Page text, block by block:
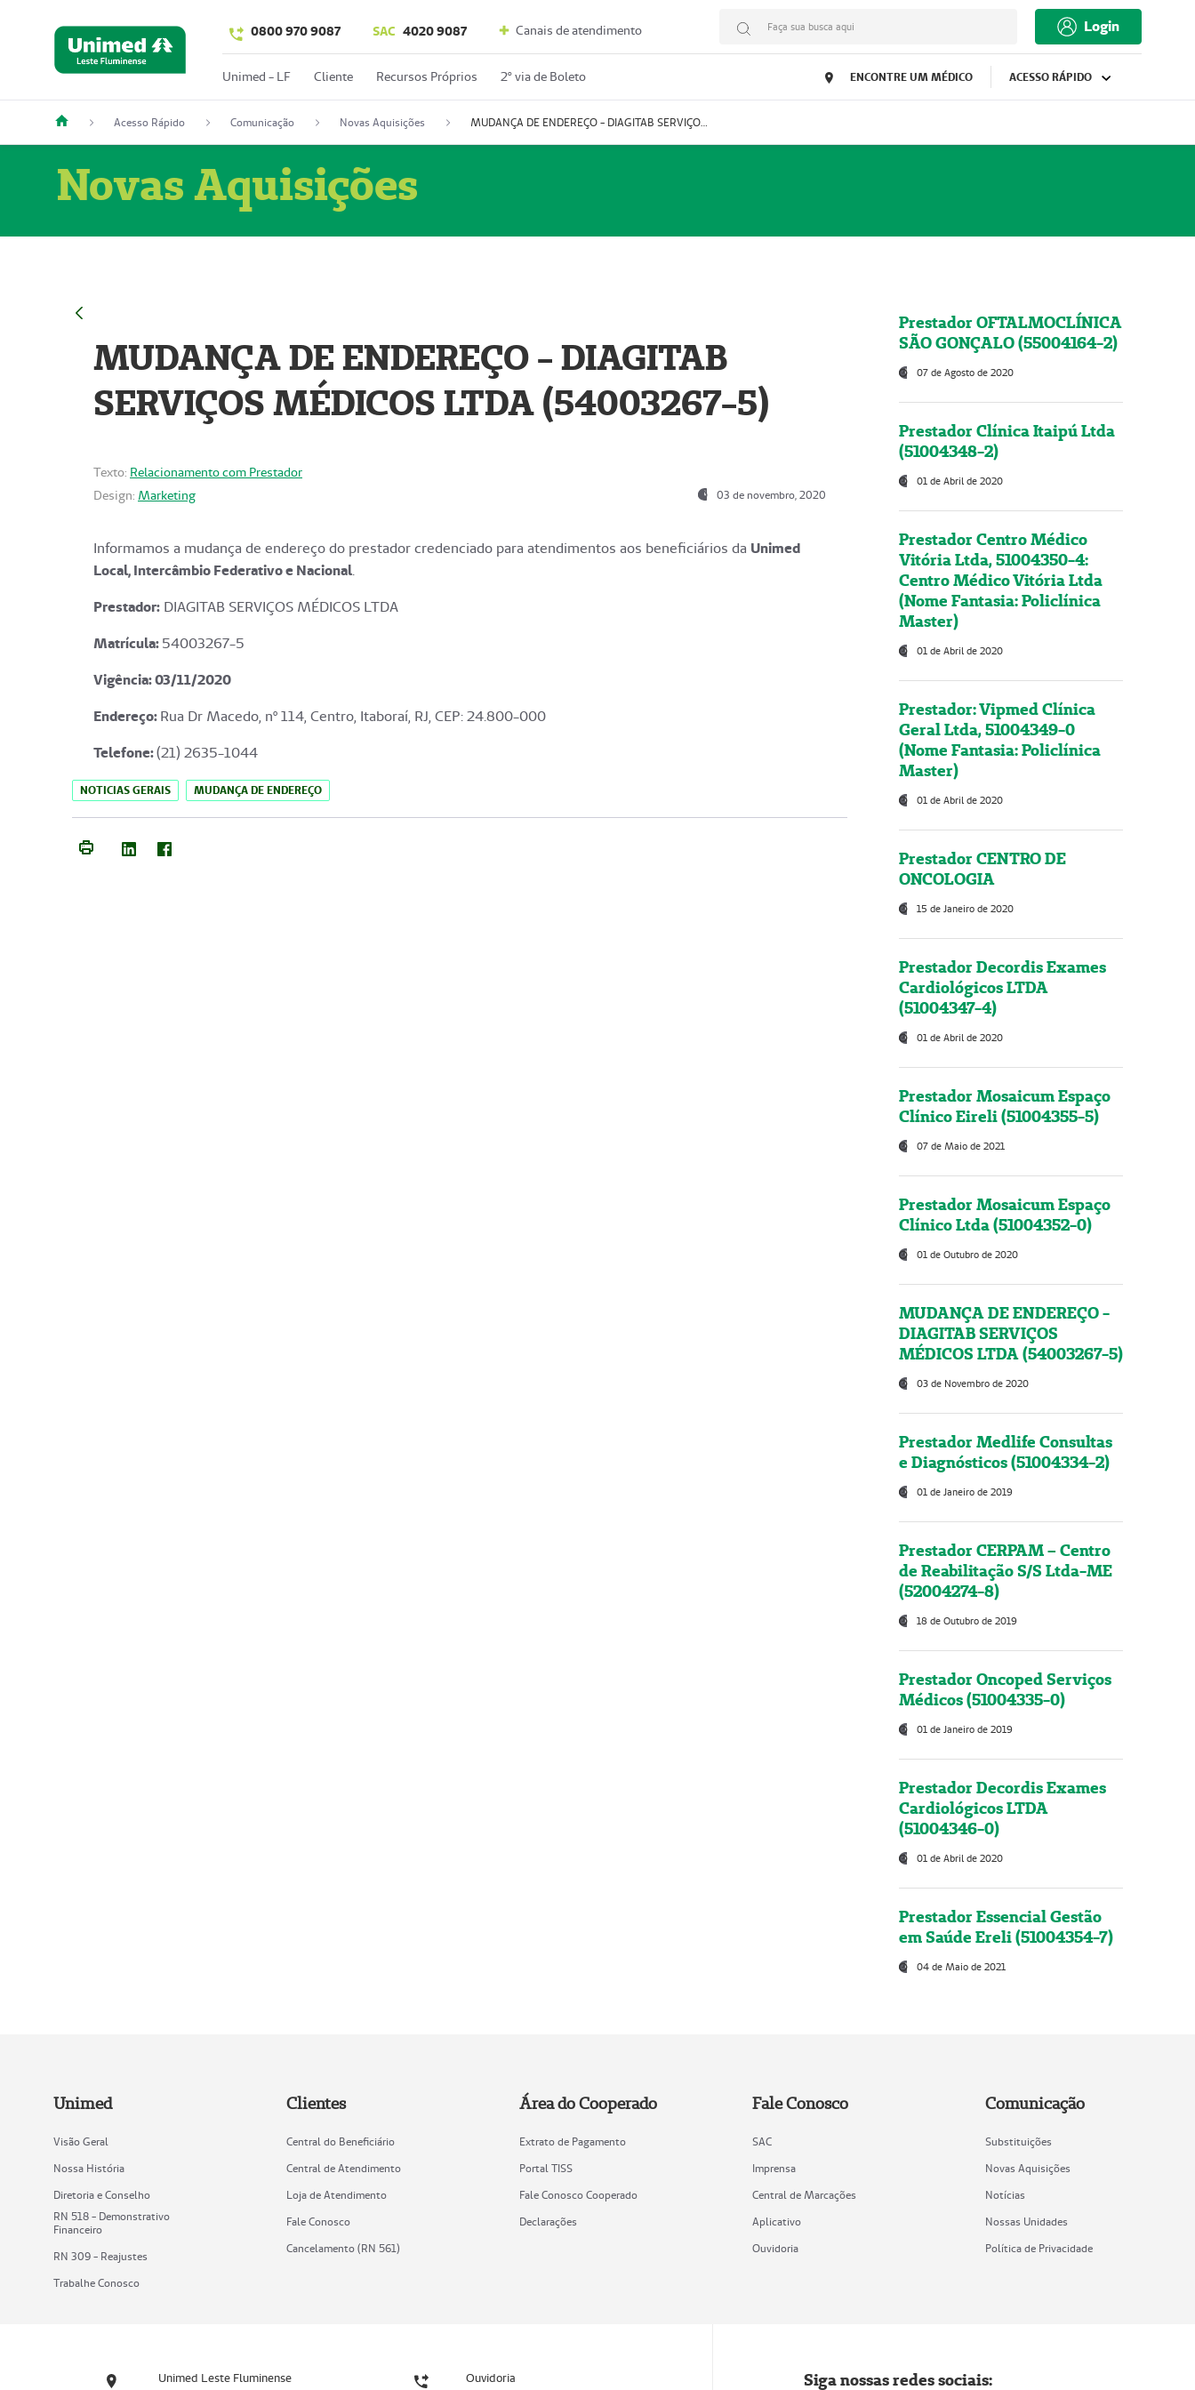
0800 970 9087 SAC 4020 9087 Canais de atendimento Faça sua busca aqui Login
Unimed - LF Cliente Recursos Próprios 2º via de Boleto ENCONTRE UM MÉDICO ACESSO RÁPIDO
Acesso Rápido Comunicação Novas Aquisições MUDANÇA DE ENDEREÇO - DIAGITAB SERVIÇOS MÉDICOS LTDA (54003267-5)
Novas Aquisições
MUDANÇA DE ENDEREÇO - DIAGITAB
SERVIÇOS MÉDICOS LTDA (54003267-5)
Texto: Relacionamento com Prestador
Design: Marketing 03 de novembro, 2020
Informamos a mudança de endereço do prestador credenciado para atendimentos aos beneficiários da Unimed
Local, Intercâmbio Federativo e Nacional.
Prestador: DIAGITAB SERVIÇOS MÉDICOS LTDA
Matrícula:54003267-5
Vigência: 03/11/2020
Endereço:Rua Dr Macedo, nº 114, Centro, Itaboraí, RJ, CEP: 24.800-000
Telefone:(21) 2635-1044
NOTICIAS GERAIS MUDANÇA DE ENDEREÇO
Prestador OFTALMOCLÍNICA
SÃO GONÇALO (55004164-2)
07 de Agosto de 2020
Prestador Clínica Itaipú Ltda
(51004348-2)
01 de Abril de 2020
Prestador Centro Médico
Vitória Ltda, 51004350-4:
Centro Médico Vitória Ltda
(Nome Fantasia: Policlínica
Master)
01 de Abril de 2020
Prestador: Vipmed Clínica
Geral Ltda, 51004349-0
(Nome Fantasia: Policlínica
Master)
01 de Abril de 2020
Prestador CENTRO DE
ONCOLOGIA
15 de Janeiro de 2020
Prestador Decordis Exames
Cardiológicos LTDA
(51004347-4)
01 de Abril de 2020
Prestador Mosaicum Espaço
Clínico Eireli (51004355-5)
07 de Maio de 2021
Prestador Mosaicum Espaço
Clínico Ltda (51004352-0)
01 de Outubro de 2020
MUDANÇA DE ENDEREÇO -
DIAGITAB SERVIÇOS
MÉDICOS LTDA (54003267-5)
03 de Novembro de 2020
Prestador Medlife Consultas
e Diagnósticos (51004334-2)
01 de Janeiro de 2019
Prestador CERPAM – Centro
de Reabilitação S/S Ltda-ME
(52004274-8)
18 de Outubro de 2019
Prestador Oncoped Serviços
Médicos (51004335-0)
01 de Janeiro de 2019
Prestador Decordis Exames
Cardiológicos LTDA
(51004346-0)
01 de Abril de 2020
Prestador Essencial Gestão
em Saúde Ereli (51004354-7)
04 de Maio de 2021
Unimed
Visão Geral
Nossa História
Diretoria e Conselho
RN 518 - Demonstrativo
Financeiro
RN 309 - Reajustes
Trabalhe Conosco
Clientes
Central do Beneficiário
Central de Atendimento
Loja de Atendimento
Fale Conosco
Cancelamento (RN 561)
Área do Cooperado
Extrato de Pagamento
Portal TISS
Fale Conosco Cooperado
Declarações
Fale Conosco
SAC
Imprensa
Central de Marcações
Aplicativo
Ouvidoria
Comunicação
Substituições
Novas Aquisições
Notícias
Nossas Unidades
Política de Privacidade
Unimed Leste Fluminense Ouvidoria Siga nossas redes sociais: